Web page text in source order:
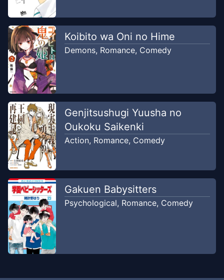
JKCscans
Chapter3
JKCscans
Dec 14, 2022
Chapter2
MangaIndo
Chapter2
JKCscans
Nov 6, 2022
Chapter1
MangaIndo
Chapter1
JKCscans
Oct 26, 2022
Koibito wa Oni no Hime
Demons, Romance, Comedy
Genjitsushugi Yuusha no
Oukoku Saikenki
Action, Romance, Comedy
Gakuen Babysitters
Psychological, Romance, Comedy